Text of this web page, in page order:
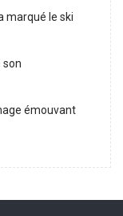
marqué le ski
son
émouvant